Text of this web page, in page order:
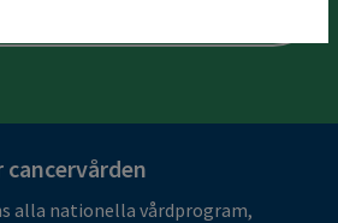
alla nationella vårdprogram,